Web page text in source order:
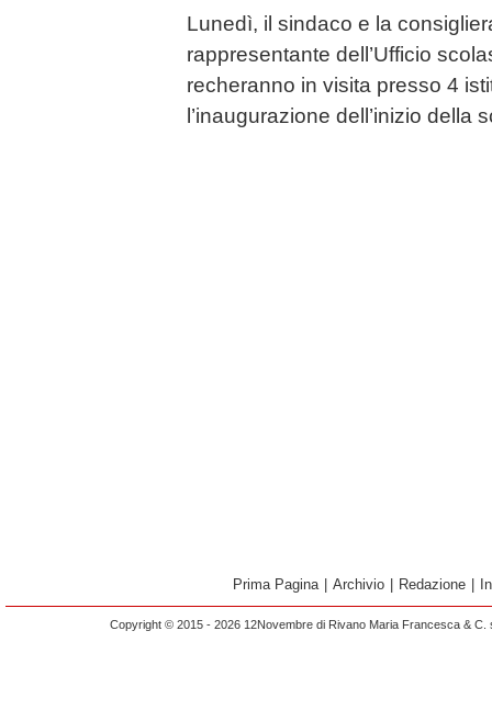
Lunedì, il sindaco e la
rappresentante dell’Ufficio
recheranno in visita presso 4
l’inaugurazione dell’inizio della
Prima Pagina Archivio Redazione
Copyright © 2015 - 2026 12Novembre di Rivano Maria Francesca &